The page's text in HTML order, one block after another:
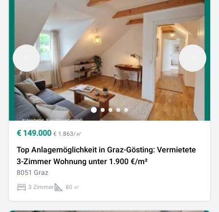
€ 149.000 € 1.863/㎡
Top Anlagemöglichkeit in Graz-Gösting: Vermietete
3-Zimmer Wohnung unter 1.900 €/m²
8051 Graz
3 Zimmer 80 ㎡